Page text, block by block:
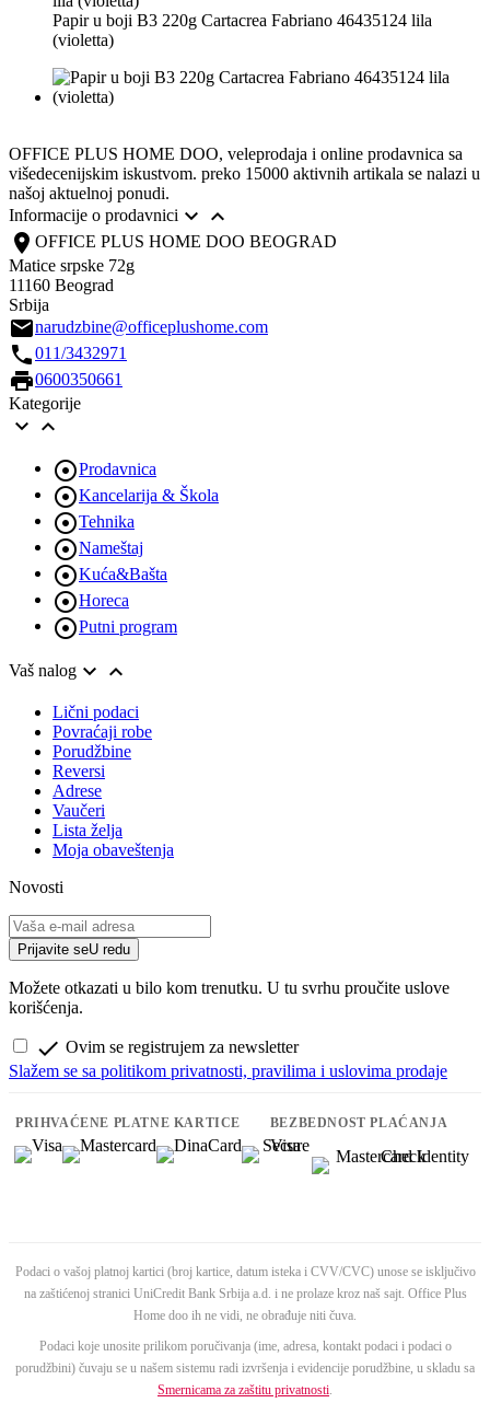
Papir u boji B3 220g Cartacrea Fabriano 46435124 lila
(violetta)
OFFICE PLUS HOME DOO, veleprodaja i online prodavnica sa
višedecenijskim iskustvom. preko 15000 aktivnih artikala se nalazi u
našoj aktuelnoj ponudi.
Informacije o prodavnici  
location_on OFFICE PLUS HOME DOO BEOGRAD
Matice srpske 72g
11160 Beograd
Srbija
emailnarudzbine@officeplushome.com
call011/3432971
print0600350661
Kategorije
 
Prodavnica
Kancelarija & Škola
Tehnika
Nameštaj
Kuća&Bašta
Horeca
Putni program
Vaš nalog  
Lični podaci
Povraćaji robe
Porudžbine
Reversi
Adrese
Vaučeri
Lista želja
Moja obaveštenja
Novosti
Prijavite seU redu
Možete otkazati u bilo kom trenutku. U tu svrhu proučite uslove
korišćenja.
 Ovim se registrujem za newsletter
Slažem se sa politikom privatnosti, pravilima i uslovima prodaje
PRIHVAĆENE PLATNE KARTICE BEZBEDNOST PLAĆANJA
Podaci o vašoj platnoj kartici (broj kartice, datum isteka i CVV/CVC) unose se isključivo
na zaštićenoj stranici UniCredit Bank Srbija a.d. i ne prolaze kroz naš sajt. Office Plus
Home doo ih ne vidi, ne obrađuje niti čuva.
Podaci koje unosite prilikom poručivanja (ime, adresa, kontakt podaci i podaci o
porudžbini) čuvaju se u našem sistemu radi izvršenja i evidencije porudžbine, u skladu sa
Smernicama za zaštitu privatnosti.